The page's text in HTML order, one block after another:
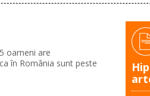
oameni are
în România sunt peste